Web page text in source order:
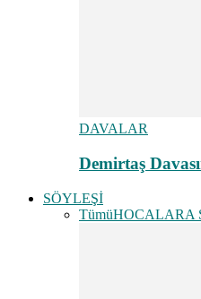
DAVALAR
Demirtaş
SÖYLEŞİ
TümüHOCALARA